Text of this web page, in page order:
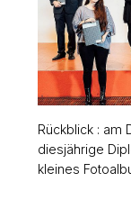
Rückblick : am
diesjährige
kleines